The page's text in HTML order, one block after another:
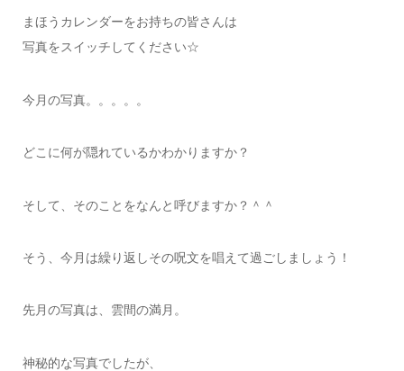
まほうカレンダーをお持ちの皆さんは
写真をスイッチしてください☆
今月の写真。。。。。
どこに何が隠れているかわかりますか？
そして、そのことをなんと呼びますか？＾＾
そう、今月は繰り返しその呪文を唱えて過ごしましょう！
先月の写真は、雲間の満月。
神秘的な写真でしたが、